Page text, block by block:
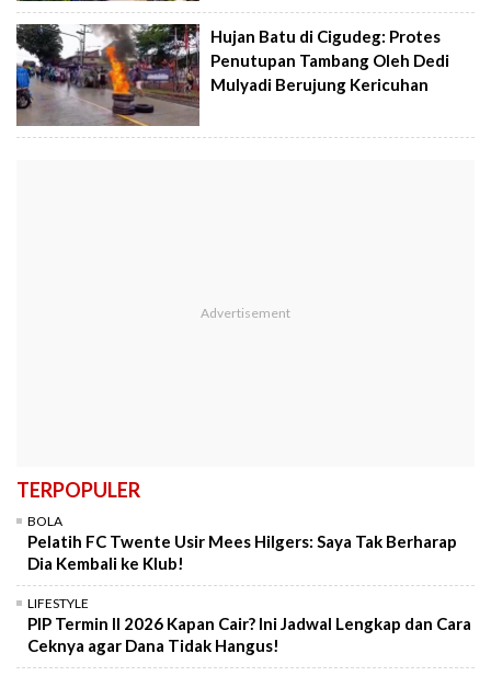
Hujan Batu di Cigudeg: Protes
Penutupan Tambang Oleh Dedi
Mulyadi Berujung Kericuhan
TERPOPULER
BOLA
Pelatih FC Twente Usir Mees Hilgers: Saya Tak Berharap
Dia Kembali ke Klub!
LIFESTYLE
PIP Termin II 2026 Kapan Cair? Ini Jadwal Lengkap dan Cara
Ceknya agar Dana Tidak Hangus!